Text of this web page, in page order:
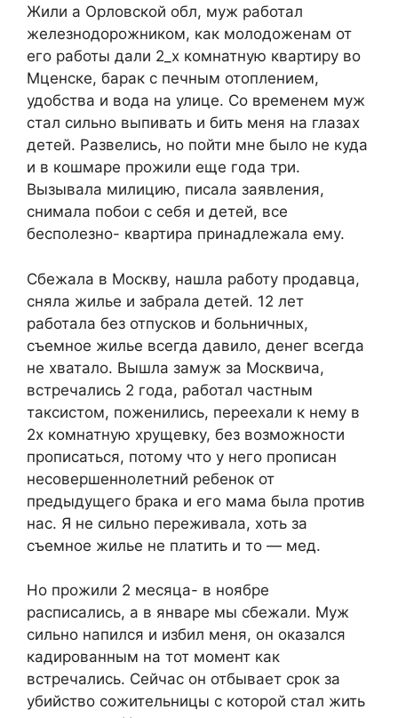
Жили а Орловской обл, муж работал
железнодорожником, как молодоженам от
его работы дали 2_х комнатную квартиру во
Мценске, барак с печным отоплением,
удобства и вода на улице. Со временем муж
стал сильно выпивать и бить меня на глазах
детей. Развелись, но пойти мне было не куда
и в кошмаре прожили еще года три.
Вызывала милицию, писала заявления,
снимала побои с себя и детей, все
бесполезно- квартира принадлежала ему.
Сбежала в Москву, нашла работу продавца,
сняла жилье и забрала детей. 12 лет
работала без отпусков и больничных,
съемное жилье всегда давило, денег всегда
не хватало. Вышла замуж за Москвича,
встречались 2 года, работал частным
таксистом, поженились, переехали к нему в
2х комнатную хрущевку, без возможности
прописаться, потому что у него прописан
несовершеннолетний ребенок от
предыдущего брака и его мама была против
нас. Я не сильно переживала, хоть за
съемное жилье не платить и то — мед.
Но прожили 2 месяца- в ноябре
расписались, а в январе мы сбежали. Муж
сильно напился и избил меня, он оказался
кадированным на тот момент как
встречались. Сейчас он отбывает срок за
убийство сожительницы с которой стал жить